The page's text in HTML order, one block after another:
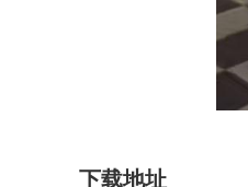
下载地址